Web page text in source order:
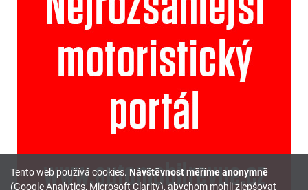
Tento web používá cookies. Návštěvnost měříme anonymně
(Google Analytics, Microsoft Clarity), abychom mohli zlepšovat